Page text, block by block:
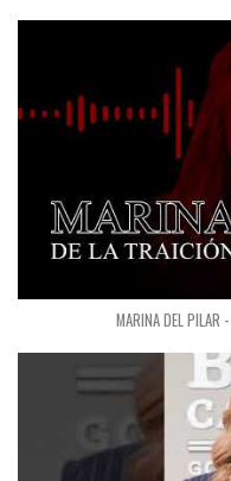
MARINA DEL